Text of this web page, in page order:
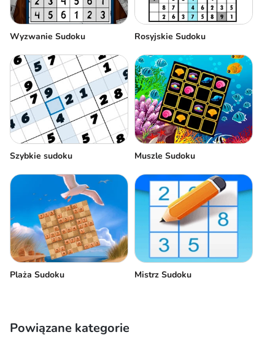
Wyzwanie Sudoku Rosyjskie Sudoku
Szybkie sudoku Muszle Sudoku
Plaża Sudoku Mistrz Sudoku
Powiązane kategorie